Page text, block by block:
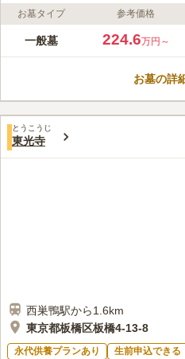
ライフドット編集部のコメント
サニープレイス福壽園（福
も楽しめます。また、園内
口コミ評価
この霊園はまだ誰からも評価されてい
お墓タイプ 参考価格
一般墓 224.6万円～
お墓の詳
とうこうじ
東光寺
西巣鴨駅から1.6km
東京都板橋区板橋4-13-8
永代供養プランあり 生前申込できる